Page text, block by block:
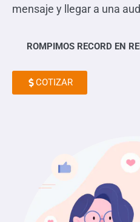
mensaje y llegar a una
ROMPIMOS RECORD EN
COTIZAR